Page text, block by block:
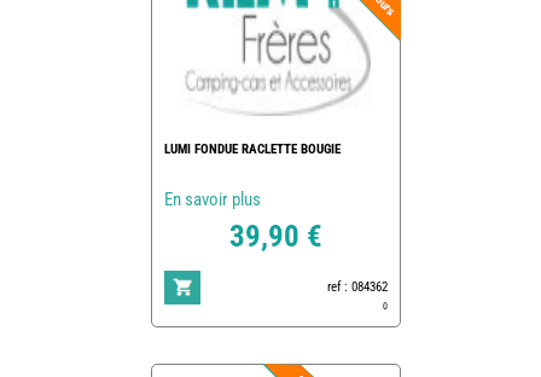
LUMI FONDUE RACLETTE BOUGIE
En savoir plus
39,90 €
ref : 084362
0